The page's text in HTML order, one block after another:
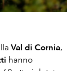
Val di Cornia,
hanno